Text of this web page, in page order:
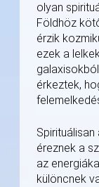
olyan
Földhöz
érzik
ezek a
érkeztek,
éreznek a
az
különcnek